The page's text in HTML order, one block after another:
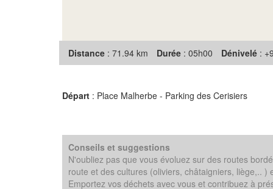
Distance : 71.94 km Durée : 05h00 Dénivelé :
Départ : Place Malherbe - Parking des Cerisiers
Conseils et suggestions
N'oubliez pas que vous évoluez sur des routes
route et des cultures (oliviers, châtaigniers, liège,..
Emportez vos déchets avec vous et contribuez à